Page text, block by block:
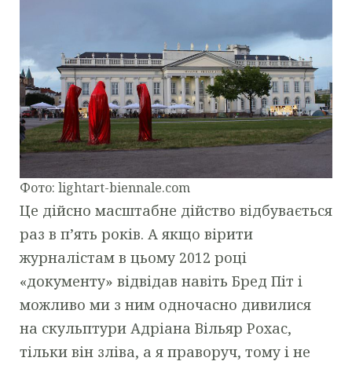
Фото: lightart-biennale.com
Це дійсно масштабне дійство відбувається
раз в п’ять років. А якщо вірити
журналістам в цьому 2012 році
«документу» відвідав навіть Бред Піт і
можливо ми з ним одночасно дивилися
на скульптури Адріана Вільяр Рохас,
тільки він зліва, а я праворуч, тому і не